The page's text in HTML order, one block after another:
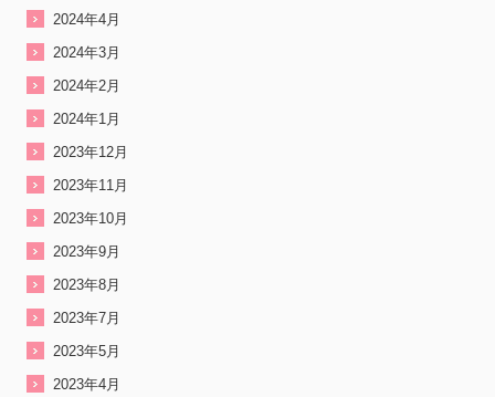
2024年4月
2024年3月
2024年2月
2024年1月
2023年12月
2023年11月
2023年10月
2023年9月
2023年8月
2023年7月
2023年5月
2023年4月